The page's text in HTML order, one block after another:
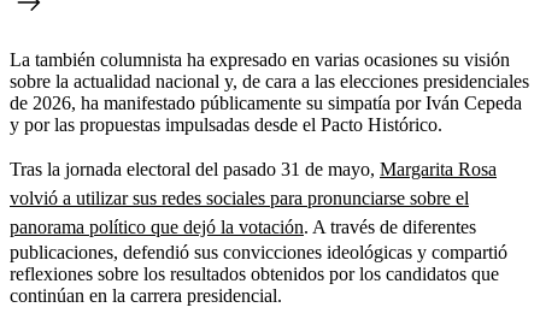
La también columnista ha expresado en varias ocasiones su visión
sobre la actualidad nacional y, de cara a las elecciones presidenciales
de 2026, ha manifestado públicamente su simpatía por Iván Cepeda
y por las propuestas impulsadas desde el Pacto Histórico.
Tras la jornada electoral del pasado 31 de mayo, Margarita Rosa
volvió a utilizar sus redes sociales para pronunciarse sobre el
panorama político que dejó la votación. A través de diferentes
publicaciones, defendió sus convicciones ideológicas y compartió
reflexiones sobre los resultados obtenidos por los candidatos que
continúan en la carrera presidencial.